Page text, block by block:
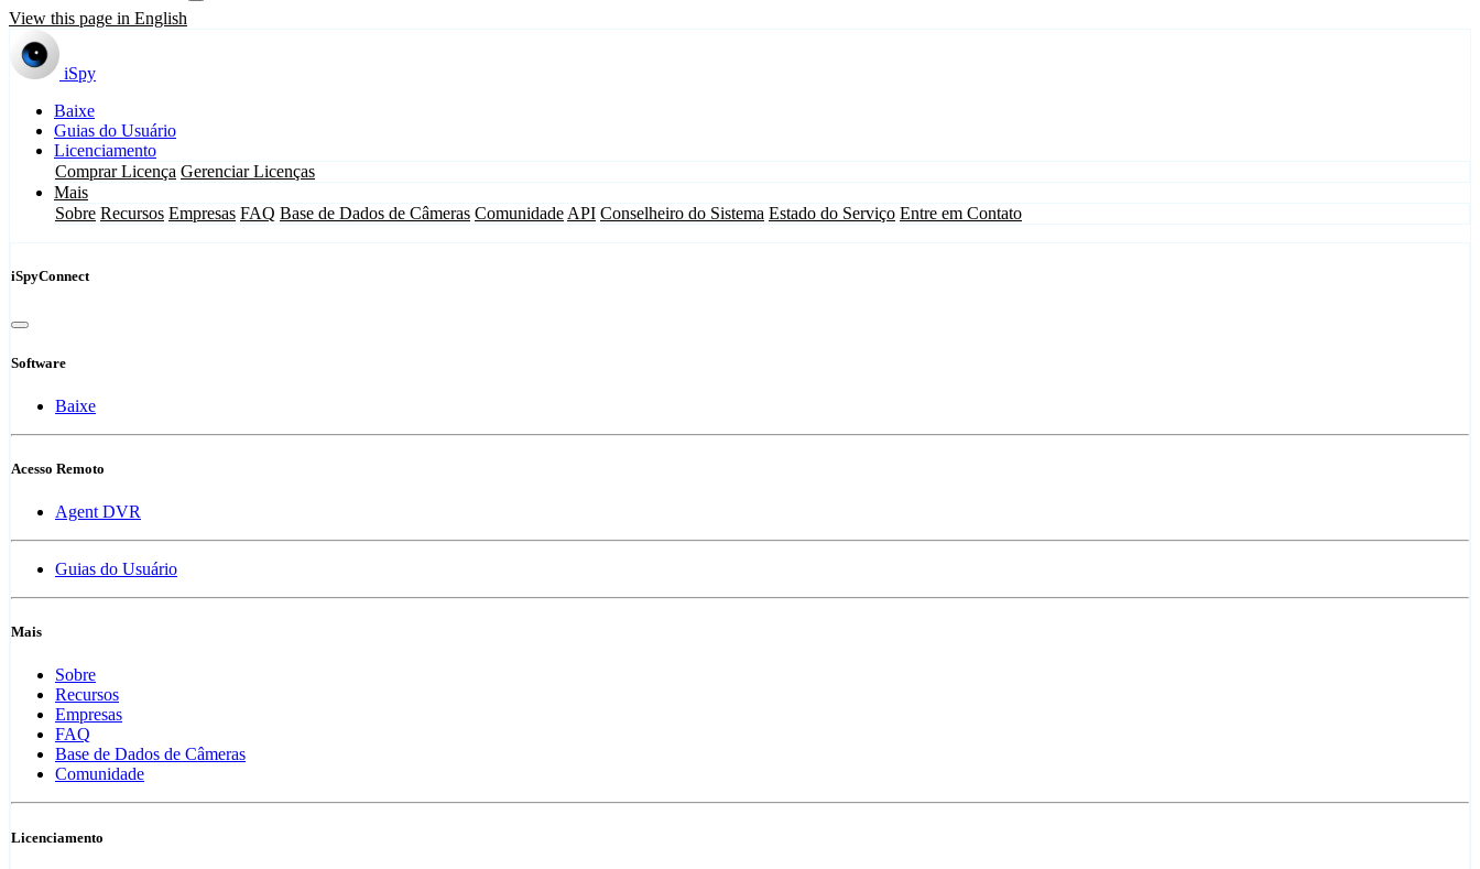
View this page in English
iSpy
Baixe
Guias do Usuário
Licenciamento
Comprar Licença Gerenciar Licenças
Mais
Sobre Recursos Empresas FAQ Base de Dados de Câmeras Comunidade API Conselheiro do Sistema Estado do Serviço Entre em Contato
iSpyConnect
Software
Baixe
Acesso Remoto
Agent DVR
Guias do Usuário
Mais
Sobre
Recursos
Empresas
FAQ
Base de Dados de Câmeras
Comunidade
Licenciamento